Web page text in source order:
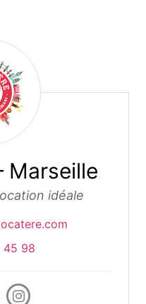
– Marseille
Marseille
idéale
45 98